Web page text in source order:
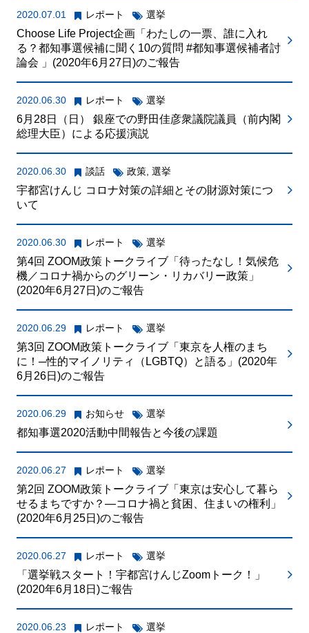
2020.07.01 レポート 選挙
Choose Life Project企画「わたしの一票、誰に入れ
る？都知事選候補に聞く10の質問 #都知事選候補者討
論会 」(2020年6月27日)のご報告
2020.06.30 レポート 選挙
6月28日（日） 銀座での野田佳彦衆議院議員（前内閣
総理大臣）による応援演説
2020.06.30 談話 政策 選挙
宇都宮けんじ コロナ対策の詳細とその財源対策につ
いて
2020.06.30 レポート 選挙
第4回 ZOOM政策トークライブ「待ったなし！気候危
機／コロナ禍からのグリーン・リカバリー政策」
(2020年6月27日)のご報告
2020.06.29 レポート 選挙
第3回 ZOOM政策トークライブ「東京を人権のまち
に！─性的マイノリティ（LGBTQ）と語る」(2020年
6月26日)のご報告
2020.06.29 お知らせ 選挙
都知事選2020活動中間報告と今後の課題
2020.06.27 レポート 選挙
第2回 ZOOM政策トークライブ「東京は安心して暮ら
せるまちですか？―コロナ禍と貧困、住まいの権利」
(2020年6月25日)のご報告
2020.06.27 レポート 選挙
「選挙戦スタート！宇都宮けんじZoomトーク！」
(2020年6月18日)ご報告
2020.06.23 レポート 選挙